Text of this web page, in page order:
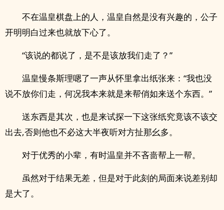
不在温皇棋盘上的人，温皇自然是没有兴趣的，公子
开明明白过来也就放下心了。
“该说的都说了，是不是该放我们走了？”
温皇慢条斯理嗯了一声从怀里拿出纸张来：“我也没
说不放你们走，何况我本来就是来帮俏如来送个东西。”
送东西是其次，也是来试探一下这张纸究竟该不该交
出去,否则他也不必这大半夜听对方扯那幺多。
对于优秀的小辈，有时温皇并不吝啬帮上一帮。
虽然对于结果无差，但是对于此刻的局面来说差别却
是大了。